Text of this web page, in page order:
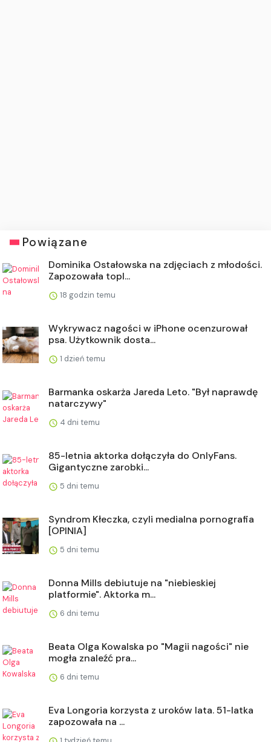
Powiązane
Dominika Ostałowska na zdjęciach z młodości.
Zapozowała topl...
18 godzin temu
Wykrywacz nagości w iPhone ocenzurował
psa. Użytkownik dosta...
1 dzień temu
Barmanka oskarża Jareda Leto. "Był naprawdę
natarczywy"
4 dni temu
85-letnia aktorka dołączyła do OnlyFans.
Gigantyczne zarobki...
5 dni temu
Syndrom Kłeczka, czyli medialna pornografia
[OPINIA]
5 dni temu
Donna Mills debiutuje na "niebieskiej
platformie". Aktorka m...
6 dni temu
Beata Olga Kowalska po "Magii nagości" nie
mogła znaleźć pra...
6 dni temu
Eva Longoria korzysta z uroków lata. 51-latka
zapozowała na ...